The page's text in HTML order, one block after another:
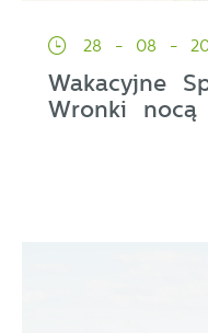
28 - 08 -
Wakacyjne
Wronki nocą